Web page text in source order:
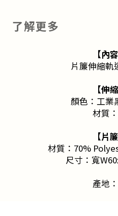
了解更多
【內
片簾伸縮軌
【伸
顏色：工業
材質
【片
材質：70%
尺寸：寬
產地